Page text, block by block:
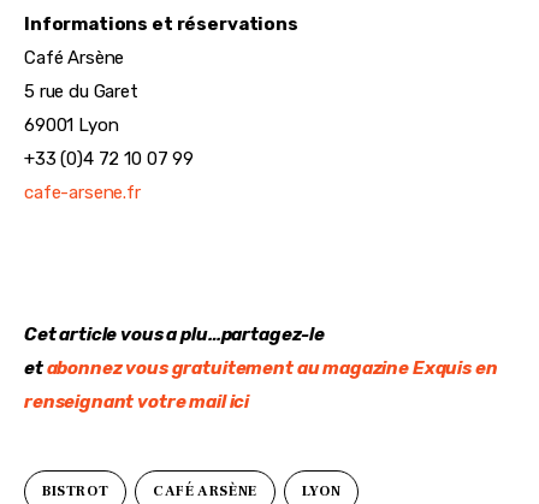
Informations et réservations
Café Arsène
5 rue du Garet
69001 Lyon
+33 (0)4 72 10 07 99
cafe-arsene.fr
Cet article vous a plu…partagez-le
et abonnez vous gratuitement au magazine Exquis en
renseignant votre mail ici
BISTROT CAFÉ ARSÈNE LYON